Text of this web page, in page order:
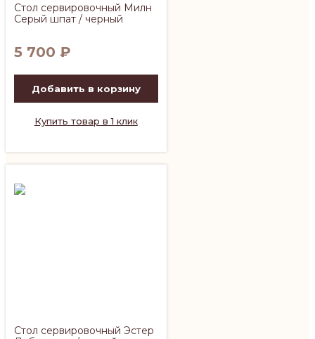
Стол сервировочный Милн
Серый шпат / черный
5 700 ₽
Добавить в корзину
Купить товар в 1 клик
Стол сервировочный Эстер